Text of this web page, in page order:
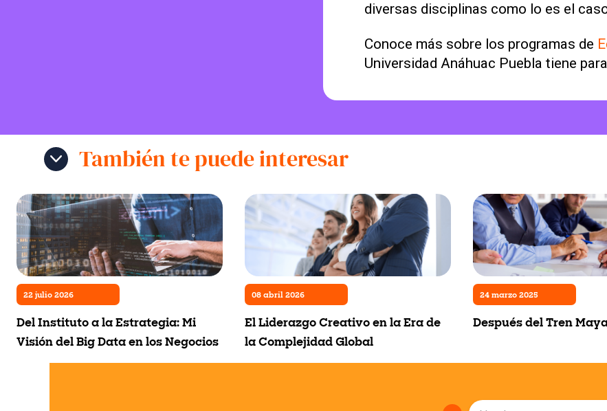
diversas disciplinas como lo es el
Conoce más sobre los programas de
Universidad Anáhuac Puebla tiene
También te puede interesar
22 julio 2026
Del Instituto a la Estrategia: Mi
Visión del Big Data en los Negocios
08 abril 2026
El Liderazgo Creativo en la Era de
la Complejidad Global
24 marzo 2025
Después del Tren